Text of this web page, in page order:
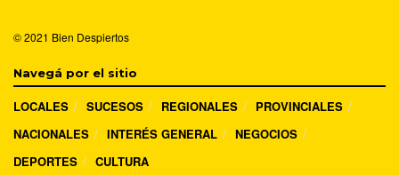
© 2021 Bien Despiertos
Navegá por el sitio
LOCALES SUCESOS REGIONALES
PROVINCIALES
NACIONALES
INTERÉS GENERAL
NEGOCIOS
DEPORTES
CULTURA